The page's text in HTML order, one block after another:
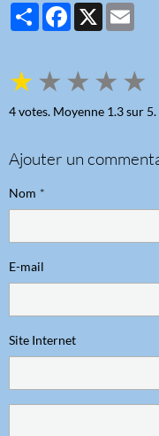
PartagerFacebook
X
★ ★ ★ ★ ★
4votes. Moyenne 1.3sur 5.
Ajouter un
Nom
E-mail
Site Internet